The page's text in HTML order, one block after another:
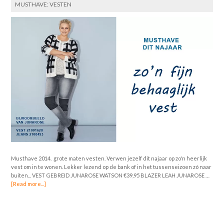
MUSTHAVE: VESTEN
Musthave 2014. grote maten vesten. Verwen jezelf dit najaar op zo'n heerlijk
vest om in te wonen. Lekker lezend op de bank of in het tussenseizoen zó naar
buiten... VEST GEBREID JUNAROSE WATSON €39,95 BLAZER LEAH JUNAROSE …
[Read more...]